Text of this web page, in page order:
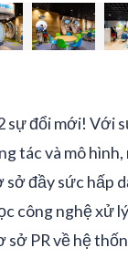
sự đổi mới! Với
tác và mô hình,
đầy sức hấp
công nghệ xử
sở PR về hệ